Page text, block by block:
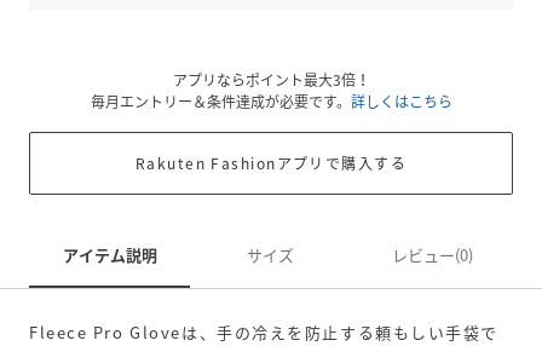
アプリならポイント最大3倍！
毎月エントリー＆条件達成が必要です。 詳しくはこちら
Rakuten Fashionアプリで購入する
アイテム説明 サイズ レビュー(0)
Fleece Pro Gloveは、手の冷えを防止する頼もしい手袋で